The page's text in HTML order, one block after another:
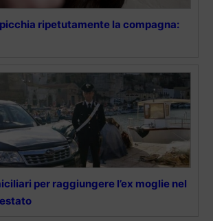
ripetutamente la compagna:
per raggiungere l’ex moglie nel